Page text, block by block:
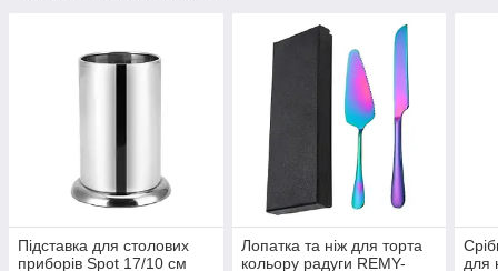
Підставка для столових
приборів Spot 17/10 см
Лопатка та ніж для торта
кольору радуги REMY-
для